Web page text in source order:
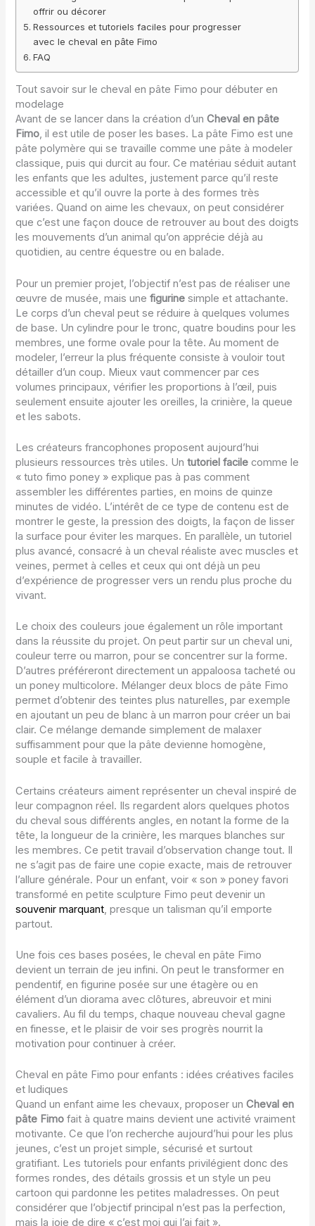
offrir ou décorer
Ressources et tutoriels faciles pour progresser
avec le cheval en pâte Fimo
FAQ
Tout savoir sur le cheval en pâte Fimo pour débuter en
modelage
Avant de se lancer dans la création d’unCheval en pâte
Fimo, il est utile de poser les bases. La pâte Fimo est une
pâte polymère qui se travaille comme une pâte à modeler
classique, puis qui durcit au four. Ce matériau séduit autant
les enfants que les adultes, justement parce qu’il reste
accessible et qu’il ouvre la porte à des formes très
variées. Quand on aime les chevaux, on peut considérer
que c’est une façon douce de retrouver au bout des doigts
les mouvements d’un animal qu’on apprécie déjà au
quotidien, au centre équestre ou en balade.
Pour un premier projet, l’objectif n’est pas de réaliser une
œuvre de musée, mais unefigurine simple et attachante.
Le corps d’un cheval peut se réduire à quelques volumes
de base. Un cylindre pour le tronc, quatre boudins pour les
membres, une forme ovale pour la tête. Au moment de
modeler, l’erreur la plus fréquente consiste à vouloir tout
détailler d’un coup. Mieux vaut commencer par ces
volumes principaux, vérifier les proportions à l’œil, puis
seulement ensuite ajouter les oreilles, la crinière, la queue
et les sabots.
Les créateurs francophones proposent aujourd’hui
plusieurs ressources très utiles. Untutoriel facile comme le
« tuto fimo poney » explique pas à pas comment
assembler les différentes parties, en moins de quinze
minutes de vidéo. L’intérêt de ce type de contenu est de
montrer le geste, la pression des doigts, la façon de lisser
la surface pour éviter les marques. En parallèle, un tutoriel
plus avancé, consacré à un cheval réaliste avec muscles et
veines, permet à celles et ceux qui ont déjà un peu
d’expérience de progresser vers un rendu plus proche du
vivant.
Le choix des couleurs joue également un rôle important
dans la réussite du projet. On peut partir sur un cheval uni,
couleur terre ou marron, pour se concentrer sur la forme.
D’autres préféreront directement un appaloosa tacheté ou
un poney multicolore. Mélanger deux blocs de pâte Fimo
permet d’obtenir des teintes plus naturelles, par exemple
en ajoutant un peu de blanc à un marron pour créer un bai
clair. Ce mélange demande simplement de malaxer
suffisamment pour que la pâte devienne homogène,
souple et facile à travailler.
Certains créateurs aiment représenter un cheval inspiré de
leur compagnon réel. Ils regardent alors quelques photos
du cheval sous différents angles, en notant la forme de la
tête, la longueur de la crinière, les marques blanches sur
les membres. Ce petit travail d’observation change tout. Il
ne s’agit pas de faire une copie exacte, mais de retrouver
l’allure générale. Pour un enfant, voir « son » poney favori
transformé en petite sculpture Fimo peut devenir un
souvenir marquant, presque un talisman qu’il emporte
partout.
Une fois ces bases posées, le cheval en pâte Fimo
devient un terrain de jeu infini. On peut le transformer en
pendentif, en figurine posée sur une étagère ou en
élément d’un diorama avec clôtures, abreuvoir et mini
cavaliers. Au fil du temps, chaque nouveau cheval gagne
en finesse, et le plaisir de voir ses progrès nourrit la
motivation pour continuer à créer.
Cheval en pâte Fimo pour enfants : idées créatives faciles
et ludiques
Quand un enfant aime les chevaux, proposer unCheval en
pâte Fimo fait à quatre mains devient une activité vraiment
motivante. Ce que l’on recherche aujourd’hui pour les plus
jeunes, c’est un projet simple, sécurisé et surtout
gratifiant. Les tutoriels pour enfants privilégient donc des
formes rondes, des détails grossis et un style un peu
cartoon qui pardonne les petites maladresses. On peut
considérer que l’objectif principal n’est pas la perfection,
mais la joie de dire « c’est moi qui l’ai fait ».